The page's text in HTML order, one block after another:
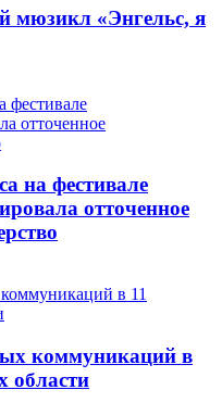
мюзикл «Энгельс, я
на фестивале
отточенное
коммуникаций в
области